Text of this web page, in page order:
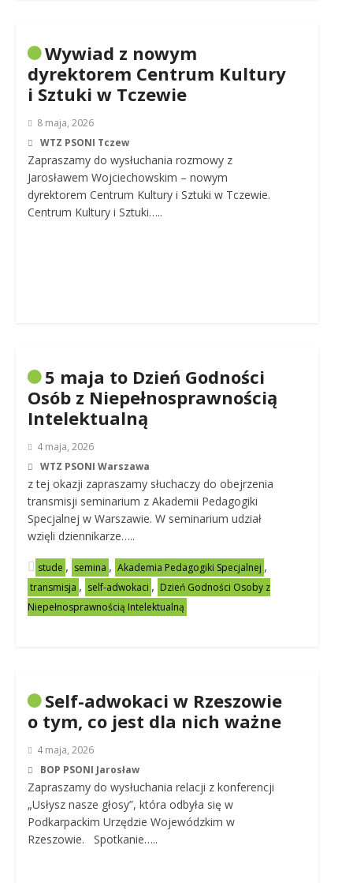
Wywiad z nowym
dyrektorem Centrum Kultury
i Sztuki w Tczewie
8 maja, 2026
WTZ PSONI Tczew
Zapraszamy do wysłuchania rozmowy z
Jarosławem Wojciechowskim – nowym
dyrektorem Centrum Kultury i Sztuki w Tczewie.
Centrum Kultury i Sztuki…..
5 maja to Dzień Godności
Osób z Niepełnosprawnością
Intelektualną
4 maja, 2026
WTZ PSONI Warszawa
z tej okazji zapraszamy słuchaczy do obejrzenia
transmisji seminarium z Akademii Pedagogiki
Specjalnej w Warszawie. W seminarium udział
wzięli dziennikarze…..
stude , semina , Akademia Pedagogiki Specjalnej ,
transmisja , self-adwokaci , Dzień Godności Osoby z
Niepełnosprawnością Intelektualną
Self-adwokaci w Rzeszowie
o tym, co jest dla nich ważne
4 maja, 2026
BOP PSONI Jarosław
Zapraszamy do wysłuchania relacji z konferencji
„Usłysz nasze głosy”, która odbyła się w
Podkarpackim Urzędzie Wojewódzkim w
Rzeszowie. Spotkanie…..